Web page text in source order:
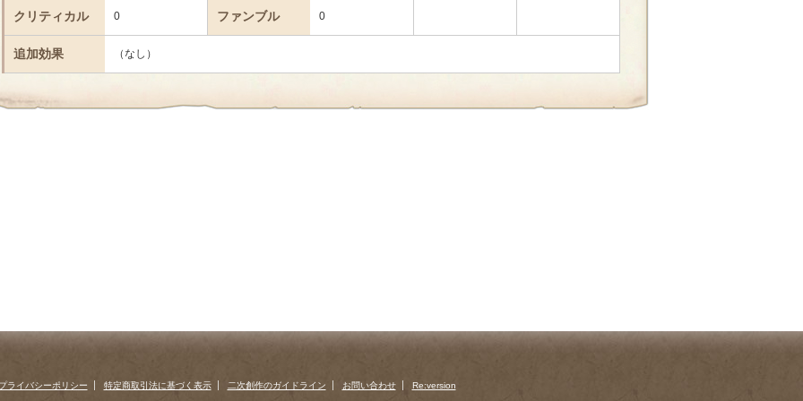
クリティカル 0 ファンブル 0
追加効果 （なし）
ライバシーポリシー 特定商取引法に基づく表示 二次創作のガイドライン お問い合わせ Re:version